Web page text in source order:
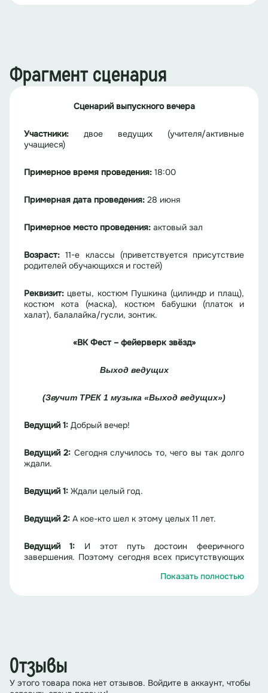
Фрагмент сценария
Сценарий выпускного вечера
Участники: двое ведущих (учителя/активные
учащиеся)
Примерное время проведения: 18:00
Примерная дата проведения: 28 июня
Примерное место проведения: актовый зал
Возраст: 11-е классы (приветствуется присутствие
родителей обучающихся и гостей)
Реквизит: цветы, костюм Пушкина (цилиндр и плащ),
костюм кота (маска), костюм бабушки (платок и
халат), балалайка/гусли, зонтик.
«ВК Фест – фейерверк звёзд»
Выход ведущих
(Звучит ТРЕК 1 музыка «Выход ведущих»)
Ведущий 1: Добрый вечер!
Ведущий 2: Сегодня случилось то, чего вы так долго
ждали.
Ведущий 1: Ждали целый год.
Ведущий 2: А кое-кто шел к этому целых 11 лет.
Ведущий 1: И этот путь достоин фееричного
завершения. Поэтому сегодня всех присутствующих
Ведущий 2:
Только сегодня и только здесь состоится
офлайн-фестиваль Вконтакте.
Показать полностью
Отзывы
У этого товара пока нет отзывов. Войдите в аккаунт, чтобы